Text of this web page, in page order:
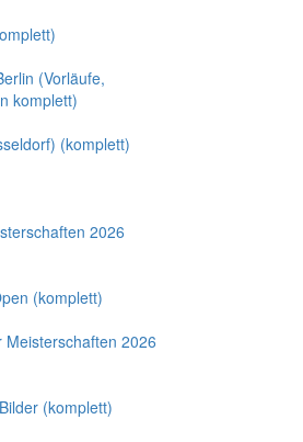
(Vorläufe,
komplett)
(komplett)
2026
(komplett)
Meisterschaften 2026
(komplett)